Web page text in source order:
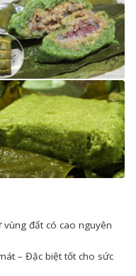
đất có cao nguyên
– Đặc biệt tốt cho sức